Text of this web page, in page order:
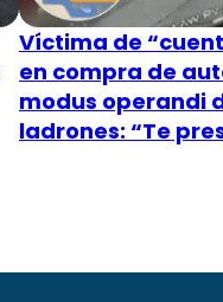
Víctima de
en compra de
modus operandi
ladrones: “Te